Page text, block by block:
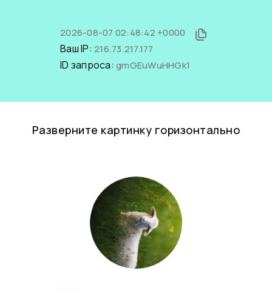
2026-08-07 02:48:42 +0000
Ваш IP: 216.73.217.177
ID запроса: gmGEuWuHHGk1
Разверните картинку горизонтально